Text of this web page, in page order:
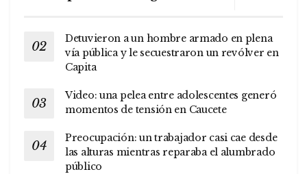
Detuvieron a un hombre armado en plena
vía pública y le secuestraron un revólver en
Capita
Video: una pelea entre adolescentes generó
momentos de tensión en Caucete
Preocupación: un trabajador casi cae desde
las alturas mientras reparaba el alumbrado
público